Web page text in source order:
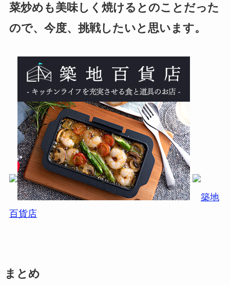
菜炒めも美味しく焼けるとのことだった
ので、今度、挑戦したいと思います。
築地
百貨店
まとめ